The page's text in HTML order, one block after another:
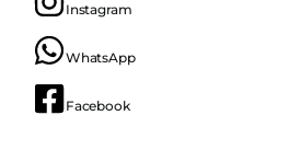
Instagram
WhatsApp
Facebook